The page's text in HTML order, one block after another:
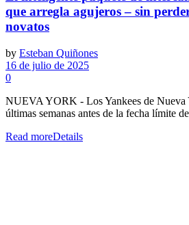
que arregla agujeros – sin
novatos
by Esteban Quiñones
16 de julio de 2025
0
NUEVA YORK - Los Yankees de Nueva
últimas semanas antes de la fecha límite
Read moreDetails